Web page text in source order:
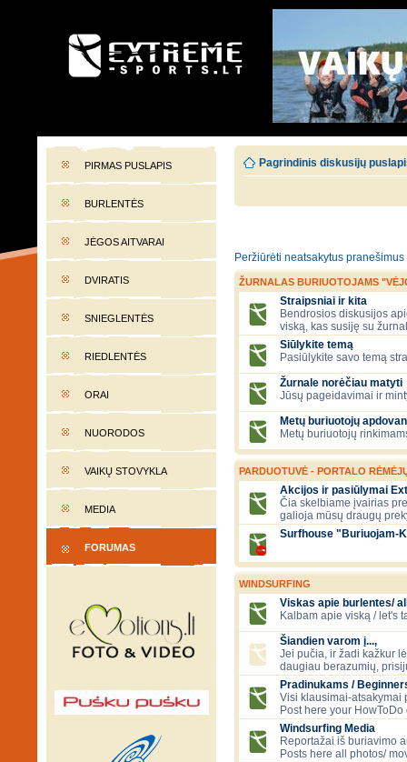
EXTREME-SPORTS.LT
PIRMAS PUSLAPIS
BURLENTĖS
JĖGOS AITVARAI
DVIRATIS
SNIEGLENTĖS
RIEDLENTĖS
ORAI
NUORODOS
VAIKŲ STOVYKLA
MEDIA
FORUMAS
Pagrindinis diskusijų
Peržiūrėti neatsakytus pranešimus
ŽURNALAS BURIUOTOJAMS
Straipsniai ir kita
Bendrosios diskusijos
viską, kas susiję su
Siūlykite temą
Pasiūlykite savo temą
Žurnale norėčiau matyti
Jūsų pageidavimai ir
Metų buriuotojų
Metų buriuotojų
PARDUOTUVĖ - PORTALO
Akcijos ir pasiūlymai
Čia skelbiame įvairias
galioja mūsų draugų
Surfhouse "Buriuojam-
WINDSURFING
Viskas apie burlentes/
Kalbam apie viską / let's
Šiandien varom į...,
Jei pučia, ir žadi kažkur
daugiau berazumių,
Pradinukams /
Visi klausimai-atsakymai
Post here your
Windsurfing Media
Reportažai iš buriavimo
Posts here all photos/